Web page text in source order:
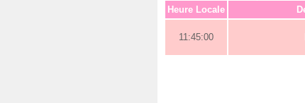
Heure Locale
11:45:00